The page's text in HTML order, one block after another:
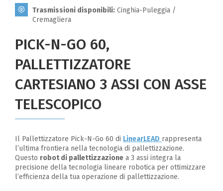
Trasmissioni disponibili: Cinghia-Puleggia /
Cremagliera
PICK-N-GO 60,
PALLETTIZZATORE
CARTESIANO 3 ASSI CON ASSE
TELESCOPICO
Il Pallettizzatore Pick-N-Go 60 di LinearLEAD rappresenta
l’ultima frontiera nella tecnologia di pallettizzazione.
Questo robot di pallettizzazione a 3 assi integra la
precisione della tecnologia lineare robotica per ottimizzare
l’efficienza della tua operazione di pallettizzazione.